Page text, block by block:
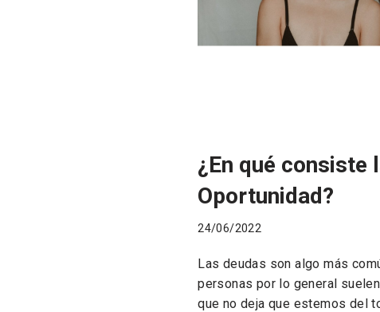
¿En qué consiste
Oportunidad?
24/06/2022
Las deudas son algo más
personas por lo general
que no deja que estemos del